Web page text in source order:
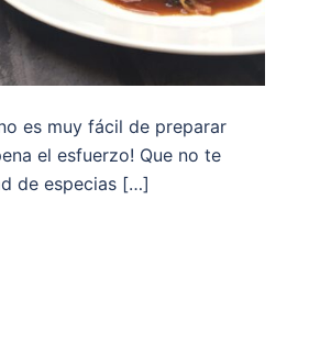
es muy fácil de preparar
el esfuerzo! Que no te
de especias […]